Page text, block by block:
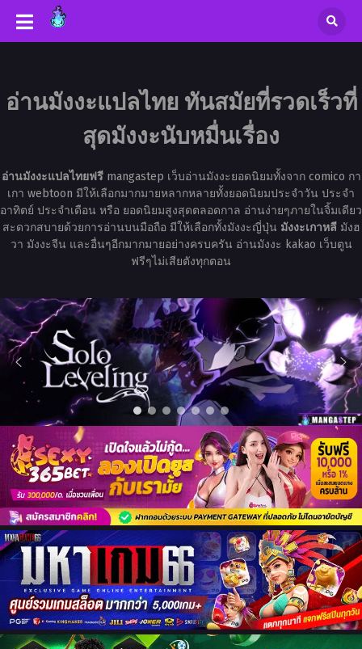
อ่านมังงะแปลไทย ทันสมัยที่รวดเร็วที่
สุดมังงะนับหมื่นเรื่อง
อ่านมังงะแปลไทยฟรีmangastep เว็บอ่านมังงะยอดนิยมทั้งจาก comico กา
เกา webtoon มีให้เลือกมากมายหลากหลายทั้งยอดนิยมประจำวัน ประจำ
อาทิตย์ ประจำเดือน หรือ ยอดนิยมสูงสุดตลอดกาล อ่านง่ายๆภายในจิ้มเดียว
สะดวกสบายด้วยการอ่านบนมือถือ มีให้เลือกทั้งมังงะญี่ปุ่น มังงะเกาหลีมังฮ
วา มังงะจีน และอื่นๆอีกมากมายอย่างครบครัน อ่านมังงะ kakao เว็บตูน
ฟรีๆไม่เสียตังทุกตอน